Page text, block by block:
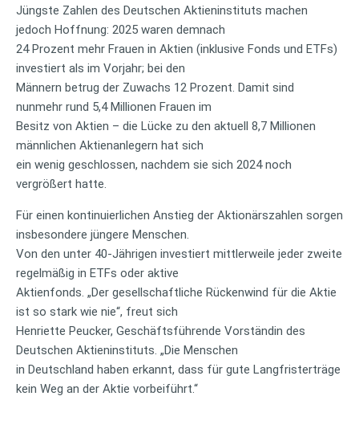
Jüngste Zahlen des Deutschen Aktieninstituts machen
jedoch Hoffnung: 2025 waren demnach
24 Prozent mehr Frauen in Aktien (inklusive Fonds und ETFs)
investiert als im Vorjahr; bei den
Männern betrug der Zuwachs 12 Prozent. Damit sind
nunmehr rund 5,4 Millionen Frauen im
Besitz von Aktien – die Lücke zu den aktuell 8,7 Millionen
männlichen Aktienanlegern hat sich
ein wenig geschlossen, nachdem sie sich 2024 noch
vergrößert hatte.
Für einen kontinuierlichen Anstieg der Aktionärszahlen sorgen
insbesondere jüngere Menschen.
Von den unter 40-Jährigen investiert mittlerweile jeder zweite
regelmäßig in ETFs oder aktive
Aktienfonds. „Der gesellschaftliche Rückenwind für die Aktie
ist so stark wie nie“, freut sich
Henriette Peucker, Geschäftsführende Vorständin des
Deutschen Aktieninstituts. „Die Menschen
in Deutschland haben erkannt, dass für gute Langfristerträge
kein Weg an der Aktie vorbeiführt.“